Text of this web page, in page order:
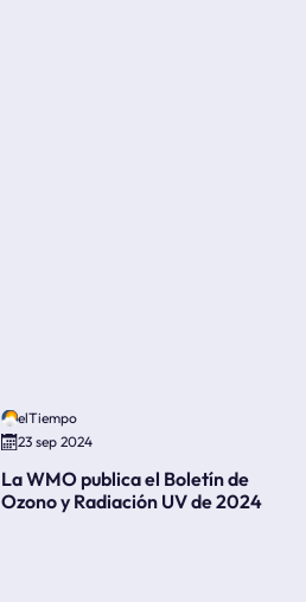
elTiempo
23 sep 2024
La WMO publica el Boletín de
Ozono y Radiación UV de 2024